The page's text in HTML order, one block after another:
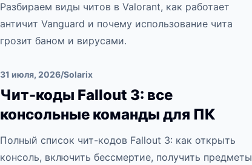
Разбираем виды читов в Valorant, как работает
античит Vanguard и почему использование чита
грозит баном и вирусами.
31 июля, 2026/Solarix
Чит-коды Fallout 3: все
консольные команды для ПК
Полный список чит-кодов Fallout 3: как открыть
консоль, включить бессмертие, получить предметы